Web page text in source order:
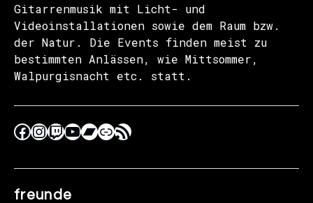
Gitarrenmusik mit Licht- und
Videoinstallationen sowie dem Raum bzw.
der Natur. Die Events finden meist zu
bestimmten Anlässen, wie Mittsommer,
Walpurgisnacht etc. statt.
freunde